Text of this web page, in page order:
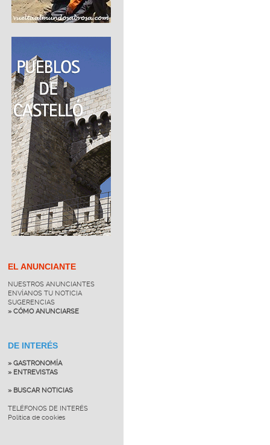
EL ANUNCIANTE
NUESTROS ANUNCIANTES
ENVÍANOS TU NOTICIA
SUGERENCIAS
» CÓMO ANUNCIARSE
DE INTERÉS
» GASTRONOMÍA
» ENTREVISTAS
» BUSCAR NOTICIAS
TELÉFONOS DE INTERÉS
Política de cookies